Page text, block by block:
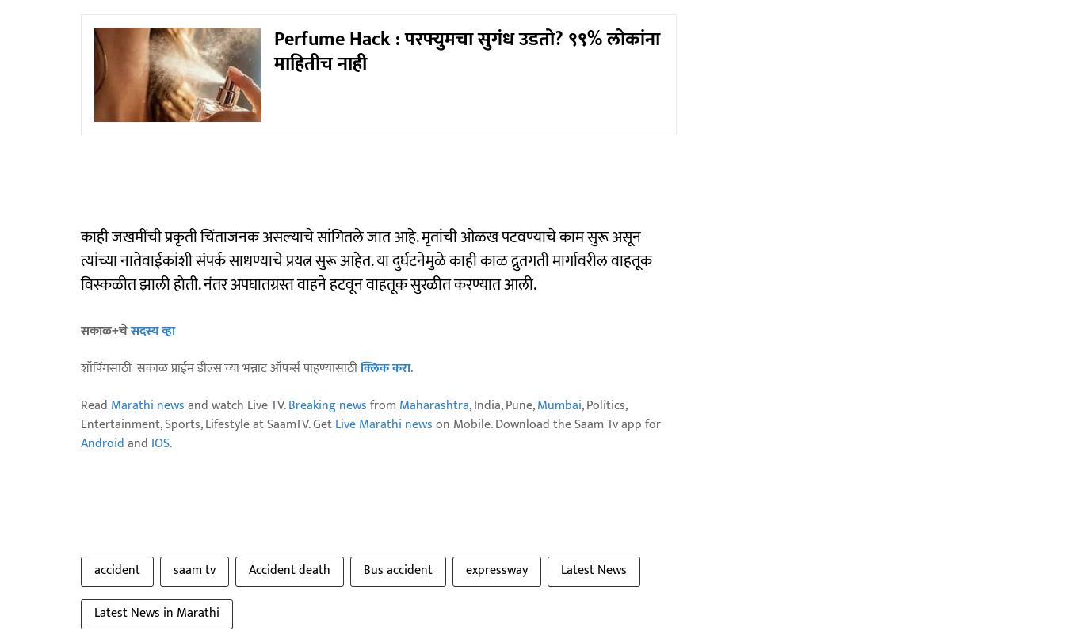
Perfume Hack : परफ्युमचा सुगंध उडतो? ९९% लोकांना
माहितीच नाही
काही जखमींची प्रकृती चिंताजनक असल्याचे सांगितले जात आहे. मृतांची ओळख पटवण्याचे काम सुरू असून
त्यांच्या नातेवाईकांशी संपर्क साधण्याचे प्रयत्न सुरू आहेत. या दुर्घटनेमुळे काही काळ द्रुतगती मार्गावरील वाहतूक
विस्कळीत झाली होती. नंतर अपघातग्रस्त वाहने हटवून वाहतूक सुरळीत करण्यात आली.
सकाळ+चेसदस्य व्हा
शॉपिंगसाठी 'सकाळ प्राईम डील्स'च्या भन्नाट ऑफर्स पाहण्यासाठीक्लिक करा.
Read Marathi newsand watch Live TV.Breaking newsfrom Maharashtra, India, Pune,Mumbai, Politics,
Entertainment, Sports, Lifestyle at SaamTV. GetLive Marathi newson Mobile. Download the Saam Tv app for
Androidand IOS.
accident saam tv Accident death Bus accident expressway
Latest News
Latest News in Marathi